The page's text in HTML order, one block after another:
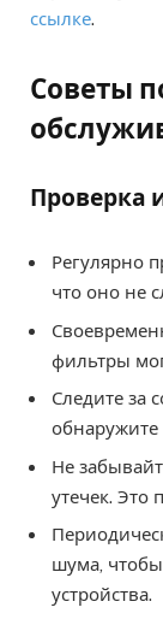
ссылке.
Советы
Проверка
Регулярно
что оно не
фильтры
Следите за
обнаружите
Не
утечек. Это
шума,
устройства.